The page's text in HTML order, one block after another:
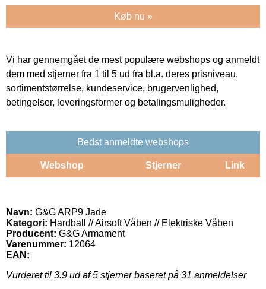
Køb nu »
Vi har gennemgået de mest populære webshops og anmeldt
dem med stjerner fra 1 til 5 ud fra bl.a. deres prisniveau,
sortimentstørrelse, kundeservice, brugervenlighed,
betingelser, leveringsformer og betalingsmuligheder.
Bedst anmeldte webshops
Webshop Stjerner Link
Navn: G&G ARP9 Jade
Kategori: Hardball // Airsoft Våben // Elektriske Våben
Producent: G&G Armament
Varenummer: 12064
EAN:
Vurderet til 3.9 ud af 5 stjerner baseret på 31 anmeldelser